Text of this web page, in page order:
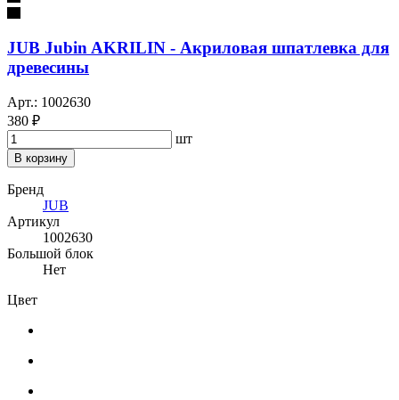
JUB Jubin AKRILIN - Акриловая шпатлевка для
древесины
Арт.: 1002630
380 ₽
шт
В корзину
Бренд
JUB
Артикул
1002630
Большой блок
Нет
Цвет